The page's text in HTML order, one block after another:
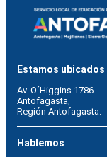
Estamos ubicados
Av. O´Higgins 1786.
Antofagasta,
Región Antofagasta.
Hablemos